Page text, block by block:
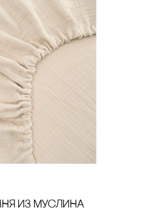
ИЗ МУсЛИНА